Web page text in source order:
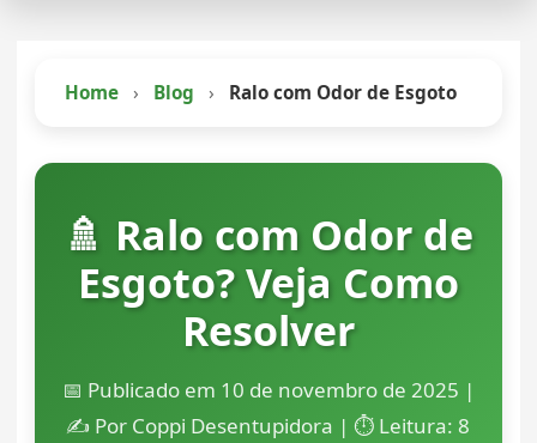
Home › Blog › Ralo com Odor de Esgoto
🚿 Ralo com Odor de
Esgoto? Veja Como
Resolver
📅 Publicado em 10 de novembro de 2025 |
✍️ Por Coppi Desentupidora | ⏱️ Leitura: 8